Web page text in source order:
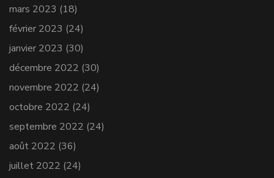
mars 2023 (18)
février 2023 (24)
janvier 2023 (30)
décembre 2022 (30)
novembre 2022 (24)
octobre 2022 (24)
septembre 2022 (24)
août 2022 (36)
juillet 2022 (24)